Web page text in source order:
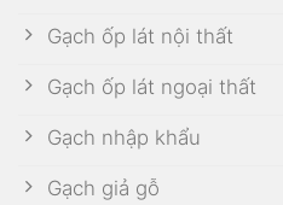
Gạch ốp lát nội thất
Gạch ốp lát ngoại thất
Gạch nhập khẩu
Gạch giả gỗ